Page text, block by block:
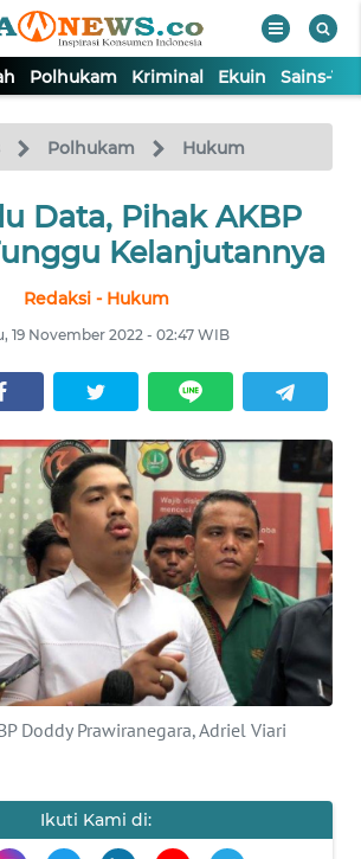
Polhukam Kriminal Ekuin Sains-
Polhukam Hukum
Data, Pihak AKBP
Kelanjutannya
Redaksi - Hukum
19 November 2022 - 02:47 WIB
Doddy Prawiranegara, Adriel Viari
Ikuti Kami di: